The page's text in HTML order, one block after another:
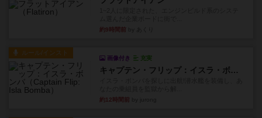
約9時間前
ルール/インスト
画像付き 充実
キャプテン・フリップ：イスラ・ボンバ
約12時間前